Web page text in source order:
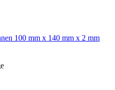
100 mm x 140 mm x 2 mm